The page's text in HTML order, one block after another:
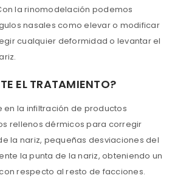
la rinomodelación podemos
nasales como elevar o modificar
cualquier deformidad o levantar el
EL TRATAMIENTO?
en la infiltración de productos
rellenos dérmicos para corregir
la nariz, pequeñas desviaciones del
la punta de la nariz, obteniendo un
respecto al resto de facciones.